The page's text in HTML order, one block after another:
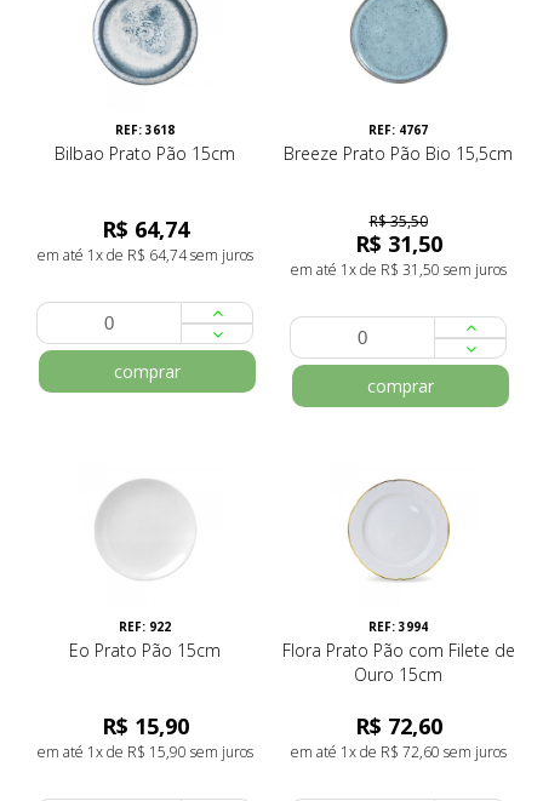
REF: 3618
Bilbao Prato Pão 15cm
R$ 64,74
em até 1x de R$ 64,74 sem juros
comprar
REF: 4767
Breeze Prato Pão Bio 15,5cm
R$ 35,50
R$ 31,50
em até 1x de R$ 31,50 sem juros
comprar
REF: 922
Eo Prato Pão 15cm
R$ 15,90
em até 1x de R$ 15,90 sem juros
REF: 3994
Flora Prato Pão com Filete de
Ouro 15cm
R$ 72,60
em até 1x de R$ 72,60 sem juros